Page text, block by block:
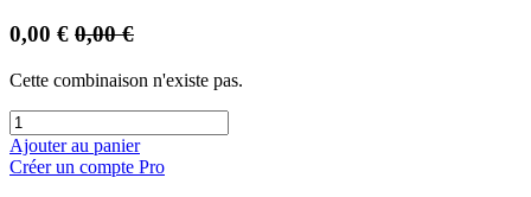
0,00 € 0,00€
Cette combinaison n'existe pas.
Ajouter au panier
Créer un compte Pro